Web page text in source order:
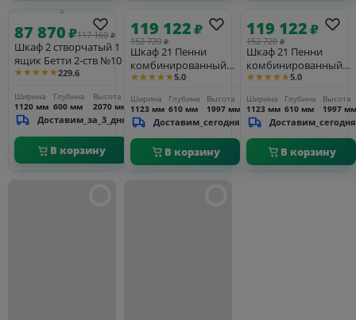
87 870₽117 160 ₽
Шкаф 2 створчатый 1
ящик Бетти 2-ств №10
★★★★★229.6
Ширина
1120 мм
Глубина
600 мм
Высота
2070 мм
Доставим_за_3_дня
В корзину
119 122₽
152 720 ₽
Шкаф 21 Пенни
комбинированный
черный сапфир/
направляющие)
★★★★★5.0
Ширина
1123 мм
Глубина
610 мм
Высота
1997 мм
Доставим_сегодня
В корзину
119 122₽
152 720 ₽
Шкаф 21 Пенни
комбинированный
изумруд/антик 24 (NN
направляющие)
★★★★★5.0
Ширина
1123 мм
Глубина
610 мм
Высота
1997 мм
Доставим_сегодня
В корзину